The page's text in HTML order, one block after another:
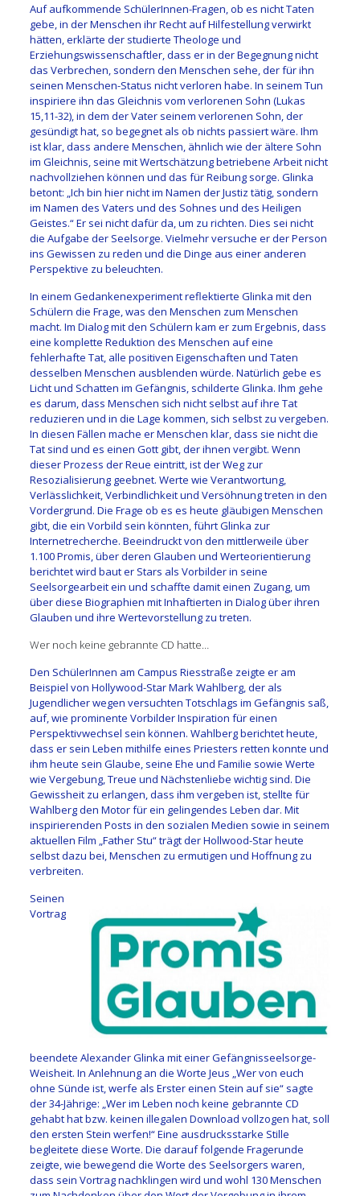
Auf aufkommende SchülerInnen-Fragen, ob es nicht Taten
gebe, in der Menschen ihr Recht auf Hilfestellung verwirkt
hätten, erklärte der studierte Theologe und
Erziehungswissenschaftler, dass er in der Begegnung nicht
das Verbrechen, sondern den Menschen sehe, der für ihn
seinen Menschen-Status nicht verloren habe. In seinem Tun
inspiriere ihn das Gleichnis vom verlorenen Sohn (Lukas
15,11-32), in dem der Vater seinem verlorenen Sohn, der
gesündigt hat, so begegnet als ob nichts passiert wäre. Ihm
ist klar, dass andere Menschen, ähnlich wie der ältere Sohn
im Gleichnis, seine mit Wertschätzung betriebene Arbeit nicht
nachvollziehen können und das für Reibung sorge. Glinka
betont: „Ich bin hier nicht im Namen der Justiz tätig, sondern
im Namen des Vaters und des Sohnes und des Heiligen
Geistes.“ Er sei nicht dafür da, um zu richten. Dies sei nicht
die Aufgabe der Seelsorge. Vielmehr versuche er der Person
ins Gewissen zu reden und die Dinge aus einer anderen
Perspektive zu beleuchten.
In einem Gedankenexperiment reflektierte Glinka mit den
Schülern die Frage, was den Menschen zum Menschen
macht. Im Dialog mit den Schülern kam er zum Ergebnis, dass
eine komplette Reduktion des Menschen auf eine
fehlerhafte Tat, alle positiven Eigenschaften und Taten
desselben Menschen ausblenden würde. Natürlich gebe es
Licht und Schatten im Gefängnis, schilderte Glinka. Ihm gehe
es darum, dass Menschen sich nicht selbst auf ihre Tat
reduzieren und in die Lage kommen, sich selbst zu vergeben.
In diesen Fällen mache er Menschen klar, dass sie nicht die
Tat sind und es einen Gott gibt, der ihnen vergibt. Wenn
dieser Prozess der Reue eintritt, ist der Weg zur
Resozialisierung geebnet. Werte wie Verantwortung,
Verlässlichkeit, Verbindlichkeit und Versöhnung treten in den
Vordergrund. Die Frage ob es es heute gläubigen Menschen
gibt, die ein Vorbild sein könnten, führt Glinka zur
Internetrecherche. Beeindruckt von den mittlerweile über
1.100 Promis, über deren Glauben und Werteorientierung
berichtet wird baut er Stars als Vorbilder in seine
Seelsorgearbeit ein und schaffte damit einen Zugang, um
über diese Biographien mit Inhaftierten in Dialog über ihren
Glauben und ihre Wertevorstellung zu treten.
Wer noch keine gebrannte CD hatte…
Den SchülerInnen am Campus Riesstraße zeigte er am
Beispiel von Hollywood-Star Mark Wahlberg, der als
Jugendlicher wegen versuchten Totschlags im Gefängnis saß,
auf, wie prominente Vorbilder Inspiration für einen
Perspektivwechsel sein können. Wahlberg berichtet heute,
dass er sein Leben mithilfe eines Priesters retten konnte und
ihm heute sein Glaube, seine Ehe und Familie sowie Werte
wie Vergebung, Treue und Nächstenliebe wichtig sind. Die
Gewissheit zu erlangen, dass ihm vergeben ist, stellte für
Wahlberg den Motor für ein gelingendes Leben dar. Mit
inspirierenden Posts in den sozialen Medien sowie in seinem
aktuellen Film „Father Stu“ trägt der Hollwood-Star heute
selbst dazu bei, Menschen zu ermutigen und Hoffnung zu
verbreiten.
Seinen
Vortrag
beendete Alexander Glinka mit einer Gefängnisseelsorge-
Weisheit. In Anlehnung an die Worte Jeus „Wer von euch
ohne Sünde ist, werfe als Erster einen Stein auf sie“ sagte
der 34-Jährige: „Wer im Leben noch keine gebrannte CD
gehabt hat bzw. keinen illegalen Download vollzogen hat, soll
den ersten Stein werfen!“ Eine ausdrucksstarke Stille
begleitete diese Worte. Die darauf folgende Fragerunde
zeigte, wie bewegend die Worte des Seelsorgers waren,
dass sein Vortrag nachklingen wird und wohl 130 Menschen